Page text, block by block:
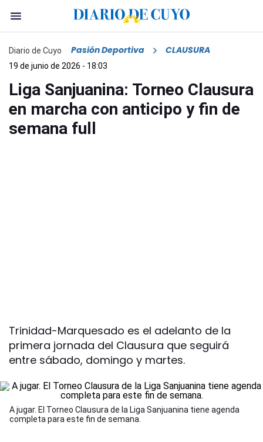
Diario de Cuyo Pasión Deportiva CLAUSURA
19 de junio de 2026 - 18:03
Liga Sanjuanina: Torneo Clausura
en marcha con anticipo y fin de
semana full
Trinidad-Marquesado es el adelanto de la
primera jornada del Clausura que seguirá
entre sábado, domingo y martes.
A jugar. El Torneo Clausura de la Liga Sanjuanina tiene agenda
completa para este fin de semana.